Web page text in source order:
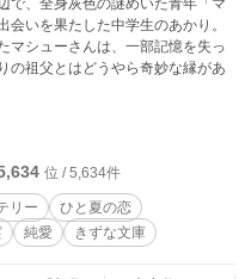
で、全身灰色の謎めいた青年「マ
会いを果たした中学生のあかり。
マシューさんは、一部記憶を失っ
の祖父とはどうやら奇妙な縁があ
位 / 5,634件
リー
ひと夏の恋
純愛 きずな文庫